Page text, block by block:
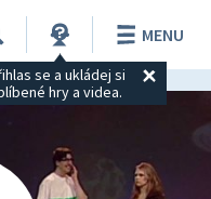
se a ukládej si
hry a videa.
MENU